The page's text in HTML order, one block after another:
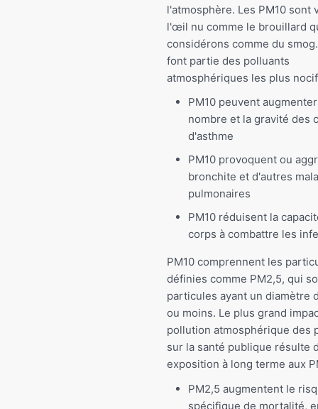
l'atmosphère. Les PM10 sont
l'œil nu comme le brouillard
considérons comme du
font partie des polluants
atmosphériques les plus
PM10 peuvent
nombre et la gravité des
d'asthme
PM10 provoquent ou
bronchite et d'autres
pulmonaires
PM10 réduisent la
corps à combattre les
PM10 comprennent les
définies comme PM2,5, qui
particules ayant un diamètre
ou moins. Le plus grand
pollution atmosphérique des
sur la santé publique résulte
exposition à long terme aux
PM2,5 augmentent le
spécifique de mortalité,